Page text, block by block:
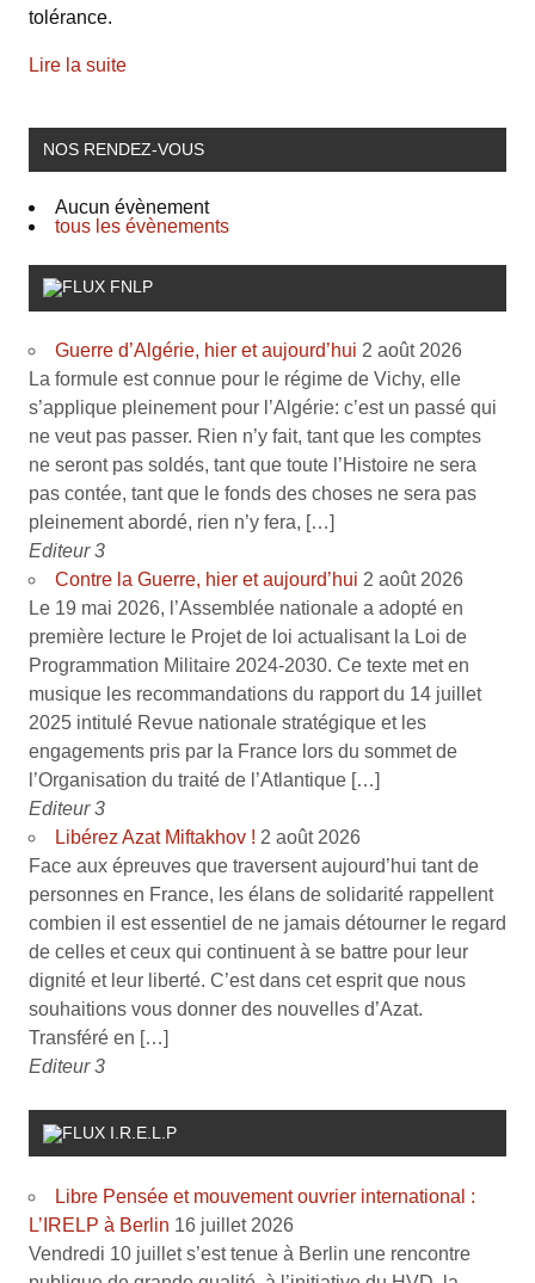
tolérance.
Lire la suite
NOS RENDEZ-VOUS
Aucun évènement
tous les évènements
FNLP
Guerre d’Algérie, hier et aujourd’hui 2 août 2026
La formule est connue pour le régime de Vichy, elle
s’applique pleinement pour l’Algérie: c’est un passé qui
ne veut pas passer. Rien n’y fait, tant que les comptes
ne seront pas soldés, tant que toute l’Histoire ne sera
pas contée, tant que le fonds des choses ne sera pas
pleinement abordé, rien n’y fera, […]
Editeur 3
Contre la Guerre, hier et aujourd’hui 2 août 2026
Le 19 mai 2026, l’Assemblée nationale a adopté en
première lecture le Projet de loi actualisant la Loi de
Programmation Militaire 2024-2030. Ce texte met en
musique les recommandations du rapport du 14 juillet
2025 intitulé Revue nationale stratégique et les
engagements pris par la France lors du sommet de
l’Organisation du traité de l’Atlantique […]
Editeur 3
Libérez Azat Miftakhov ! 2 août 2026
Face aux épreuves que traversent aujourd’hui tant de
personnes en France, les élans de solidarité rappellent
combien il est essentiel de ne jamais détourner le regard
de celles et ceux qui continuent à se battre pour leur
dignité et leur liberté. C’est dans cet esprit que nous
souhaitions vous donner des nouvelles d’Azat.
Transféré en […]
Editeur 3
I.R.E.L.P
Libre Pensée et mouvement ouvrier international :
L’IRELP à Berlin 16 juillet 2026
Vendredi 10 juillet s’est tenue à Berlin une rencontre